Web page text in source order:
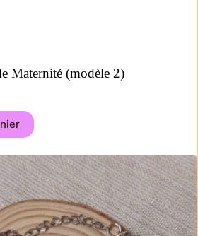
Maternité (modèle 2)